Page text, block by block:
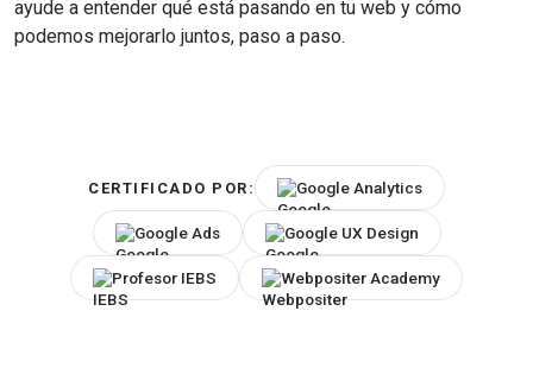
ayude a entender qué está pasando en tu web y cómo
podemos mejorarlo juntos, paso a paso.
CERTIFICADO POR: Google Analytics
Google Ads Google UX Design
Profesor IEBS Webpositer Academy